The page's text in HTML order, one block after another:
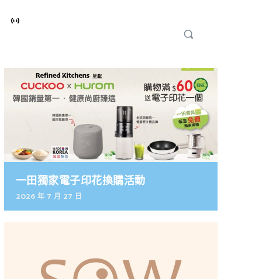
一田獨家電子印花換購活動
2026 年 7 月 27 日